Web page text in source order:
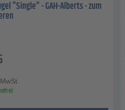
"Single" - GAH-Alberts - zum